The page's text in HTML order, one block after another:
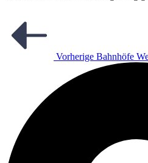
Vorherige Bahnhöfe